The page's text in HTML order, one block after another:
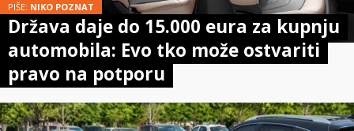
PIŠE: NIKO POZNAT
Država daje do 15.000 eura za kupnju
automobila: Evo tko može ostvariti
pravo na potporu